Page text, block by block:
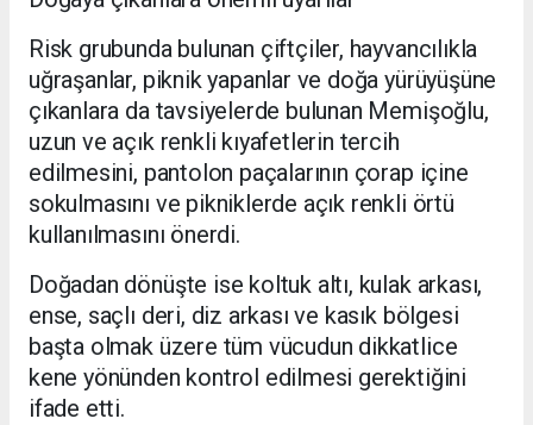
Risk grubunda bulunan çiftçiler, hayvancılıkla
uğraşanlar, piknik yapanlar ve doğa yürüyüşüne
çıkanlara da tavsiyelerde bulunan Memişoğlu,
uzun ve açık renkli kıyafetlerin tercih
edilmesini, pantolon paçalarının çorap içine
sokulmasını ve pikniklerde açık renkli örtü
kullanılmasını önerdi.
Doğadan dönüşte ise koltuk altı, kulak arkası,
ense, saçlı deri, diz arkası ve kasık bölgesi
başta olmak üzere tüm vücudun dikkatlice
kene yönünden kontrol edilmesi gerektiğini
ifade etti.